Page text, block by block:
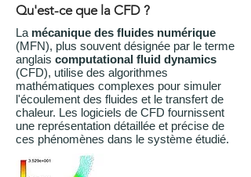
Qu'est-ce que la CFD ?
La mécanique des fluides numérique
(MFN), plus souvent désignée par le terme
anglais computational fluid dynamics
(CFD), utilise des algorithmes
mathématiques complexes pour simuler
l'écoulement des fluides et le transfert de
chaleur. Les logiciels de CFD fournissent
une représentation détaillée et précise de
ces phénomènes dans le système étudié.